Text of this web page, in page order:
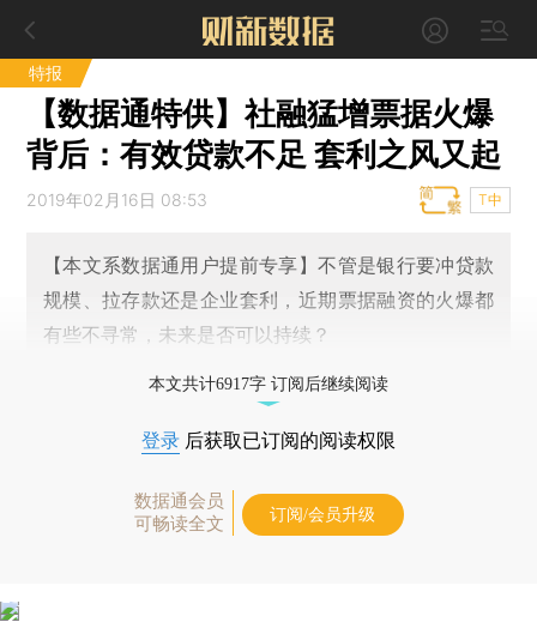
特报
【数据通特供】社融猛增票据火爆
背后：有效贷款不足 套利之风又起
2019年02月16日 08:53 T中
【本文系数据通用户提前专享】不管是银行要冲贷款
规模、拉存款还是企业套利，近期票据融资的火爆都
有些不寻常，未来是否可以持续？
本文共计6917字 订阅后继续阅读
登录 后获取已订阅的阅读权限
数据通会员
可畅读全文
订阅/会员升级